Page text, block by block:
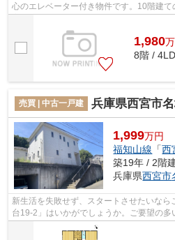
心のエレベーター付き物件です。10階建て
実した、きれいな中古マンションです。...
1,980万
8階 /
売買 | 中古一戸建 兵庫県西宮市
1,999万円
福知山線 「西
築19年 / 2階
兵庫県西宮市
新生活を失敗せず、スタートさせたいな
台19-2」はいかがでしょうか。ご要望の
一戸建です。第一種低層住居専用地域...